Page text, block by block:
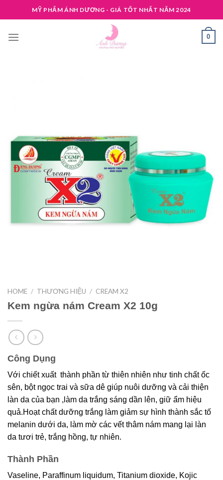
to
MỸ PHẨM ÁNH DƯƠNG - GIÁ TỐT NHẤT NĂM 2024
0
HOME / THƯƠNG HIỆU / CREAM X2
Kem ngừa nám Cream X2 10g
Công Dụng
Với chiết xuất thành phần từ thiên nhiên như tinh chất ốc
sên, bột ngọc trai và sữa dê giúp nuôi dưỡng và cải thiện
làn da của bạn ,làm da trắng sáng dần lên, giữ ẩm hiệu
quả.Hoạt chất dưỡng trắng làm giảm sự hình thành sắc tố
melanin dưới da, làm mờ các vết thâm nám mang lại làn
da tươi trẻ, trắng hồng, tự nhiên.
Thành Phần
Vaseline, Paraffinum liquidum, Titanium dioxide, Kojic